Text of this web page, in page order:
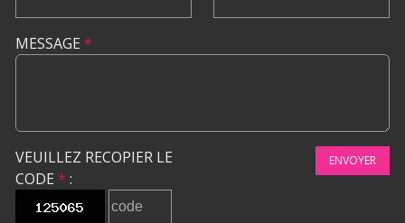
MESSAGE *
VEUILLEZ RECOPIER LE
CODE * :
ENVOYER